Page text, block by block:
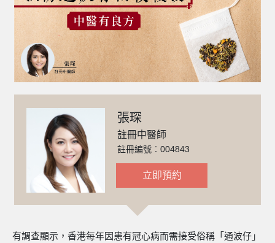
張琛
註冊中醫師
註冊編號︰004843
立即預約
有調查顯示，香港每年因患有冠心病而需接受俗稱「通波仔」